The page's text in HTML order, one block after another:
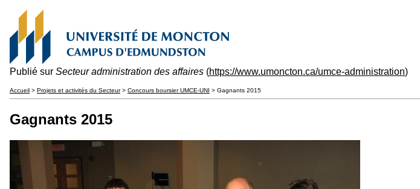
Publié sur Secteur administration des affaires (https://www.umoncton.ca/umce-administration)
Accueil > Projets et activités du Secteur> Concours boursier UMCE-UNI > Gagnants 2015
Gagnants 2015